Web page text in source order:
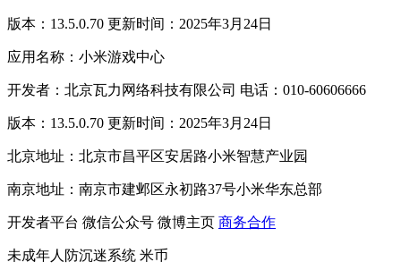
版本：13.5.0.70 更新时间：2025年3月24日
应用名称：小米游戏中心
开发者：北京瓦力网络科技有限公司 电话：010-60606666
版本：13.5.0.70 更新时间：2025年3月24日
北京地址：北京市昌平区安居路小米智慧产业园
南京地址：南京市建邺区永初路37号小米华东总部
开发者平台 微信公众号 微博主页 商务合作
未成年人防沉迷系统 米币